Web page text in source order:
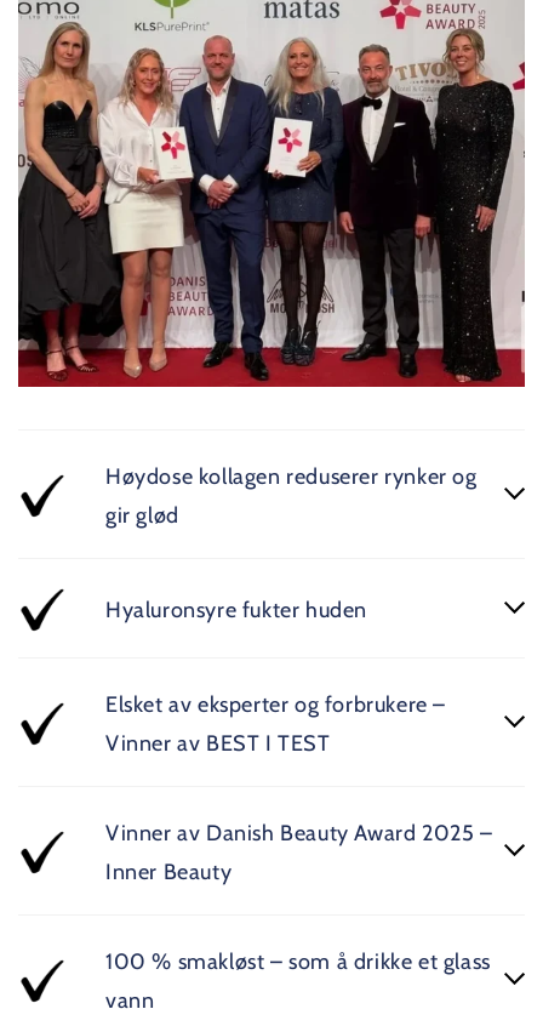
Høydose kollagen reduserer rynker og
gir glød
Hyaluronsyre fukter huden
Elsket av eksperter og forbrukere –
Vinner av BEST I TEST
Vinner av Danish Beauty Award 2025 –
Inner Beauty
100 % smakløst – som å drikke et glass
vann